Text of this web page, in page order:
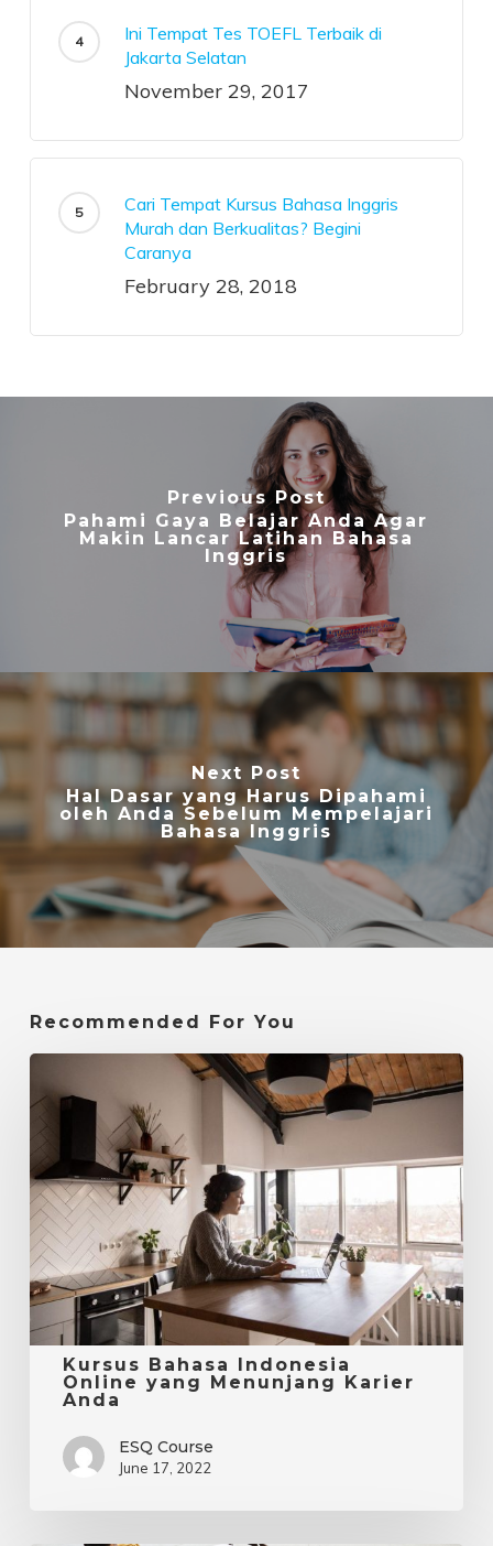
Ini Tempat Tes TOEFL Terbaik di
Jakarta Selatan
November 29, 2017
Cari Tempat Kursus Bahasa Inggris
Murah dan Berkualitas? Begini
Caranya
February 28, 2018
Previous Post
Pahami Gaya Belajar Anda Agar
Makin Lancar Latihan Bahasa
Inggris
Next Post
Hal Dasar yang Harus Dipahami
oleh Anda Sebelum Mempelajari
Bahasa Inggris
Recommended For You
Bahasa
Indonesia
Online
yang
Menunjang
Karier
Anda
Kursus Bahasa Indonesia
Online yang Menunjang Karier
Anda
ESQ Course
June 17, 2022